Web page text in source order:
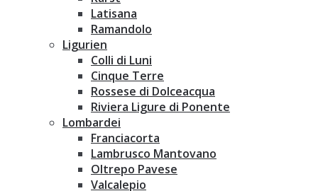
Latisana
Ramandolo
Ligurien
Colli di Luni
Cinque Terre
Rossese di Dolceacqua
Riviera Ligure di Ponente
Lombardei
Franciacorta
Lambrusco Mantovano
Oltrepo Pavese
Valcalepio